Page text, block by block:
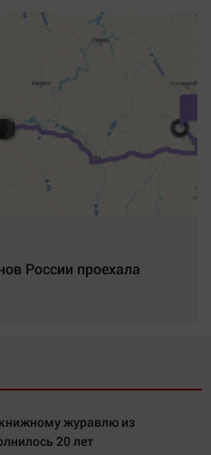
России проехала
журавлю из
20 лет